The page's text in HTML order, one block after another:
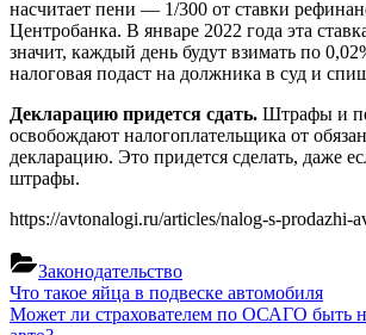
насчитает пени — 1/300 от ставки
Центробанка. В январе 2022 года эта
значит, каждый день будут взимать по
налоговая подаст на должника в суд и
Декларацию придется сдать. Штрафы и
освобождают налогоплательщика от
декларацию. Это придется сделать, даже
штрафы.
https://avtonalogi.ru/articles/nalog-s-prodazhi-
Законодательство
Навигация
Previous
Post:
Что такое яйца в подвеске автомобиля
Next
Может ли страхователем по ОСАГО быть